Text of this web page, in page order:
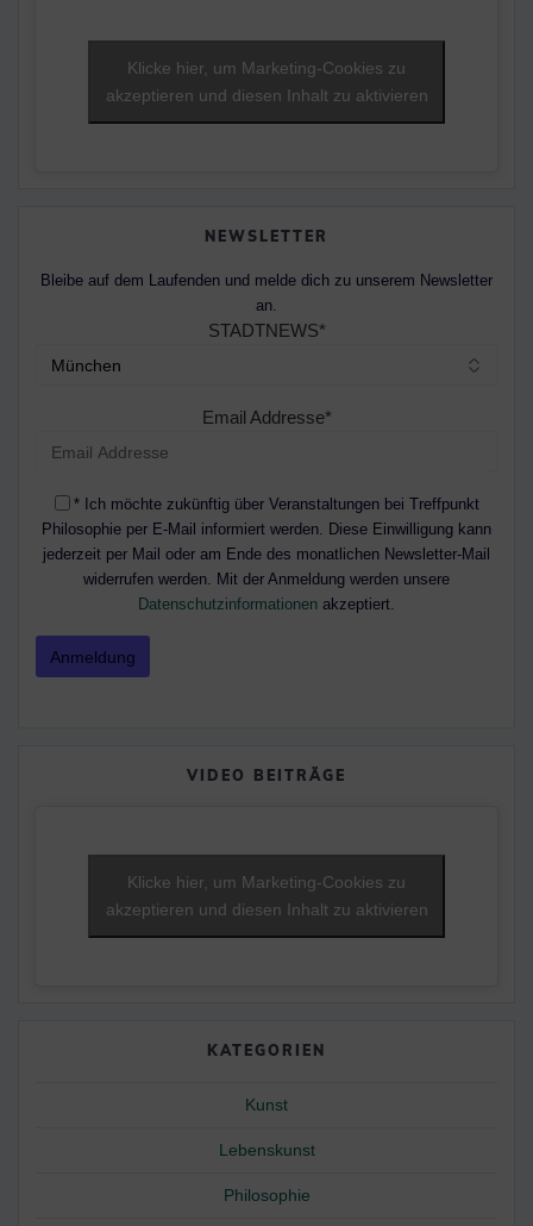
Klicke hier, um Marketing-Cookies zu
akzeptieren und diesen Inhalt zu aktivieren
NEWSLETTER
Bleibe auf dem Laufenden und melde dich zu unserem Newsletter
an.
STADTNEWS*
Email Addresse*
* Ich möchte zukünftig über Veranstaltungen bei Treffpunkt
Philosophie per E-Mail informiert werden. Diese Einwilligung kann
jederzeit per Mail oder am Ende des monatlichen Newsletter-Mail
widerrufen werden. Mit der Anmeldung werden unsere
Datenschutzinformationen akzeptiert.
VIDEO BEITRÄGE
Klicke hier, um Marketing-Cookies zu
akzeptieren und diesen Inhalt zu aktivieren
KATEGORIEN
Kunst
Lebenskunst
Philosophie